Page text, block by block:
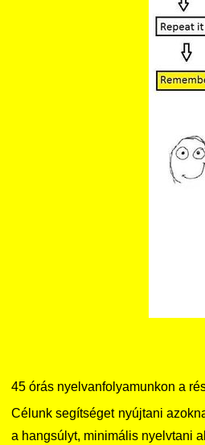
45 órás nyelvanfolyamunkon a
Célunk segítséget nyújtani
a hangsúlyt, minimális nyelvtani